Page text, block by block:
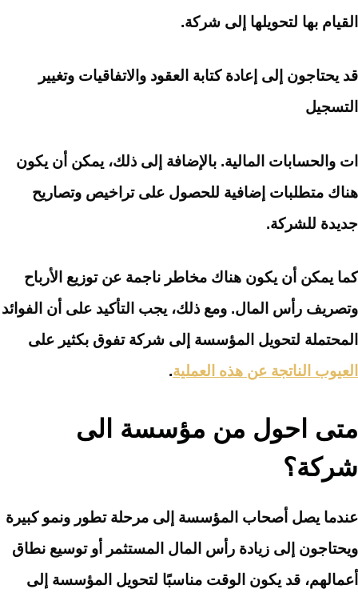
القيام بها لتحويلها إلى شركة.
قد يحتاجون إلى إعادة كتابة العقود والاتفاقيات وتغيير
التسجيل
ات والحسابات المالية. بالإضافة إلى ذلك، يمكن أن يكون
هناك متطلبات إضافية للحصول على تراخيص وتصاريح
جديدة للشركة.
كما يمكن أن يكون هناك مخاطر ناجمة عن توزيع الأرباح
وتصريف رأس المال. ومع ذلك، يجب التأكيد على أن الفوائد
المحتملة لتحويل المؤسسة إلى شركة تفوق بكثير على
العيوب الناتجة عن هذه العملية.
متى احول من مؤسسة الى
شركة؟
عندما يصل أصحاب المؤسسة إلى مرحلة تطور ونمو كبيرة
ويحتاجون إلى زيادة رأس المال المستثمر أو توسيع نطاق
أعمالهم، قد يكون الوقت مناسبًا لتحويل المؤسسة إلى